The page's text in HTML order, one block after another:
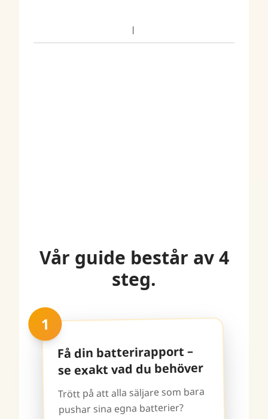
Vår guide består av 4
steg.
1
Få din batterirapport –
se exakt vad du behöver
Trött på att alla säljare som bara
pushar sina egna batterier?